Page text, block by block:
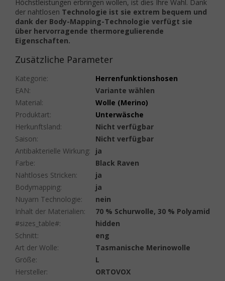
Höchstleistungen erbringen wollen, ist dies Ihre Wahl. Dank
der nahtlosen Technologie ist sie extrem bequem und
dank der Body-Mapping-Technologie verfügt sie
über hervorragende thermoregulierende
Eigenschaften.
Zusätzliche Parameter
Kategorie:
Herrenfunktionshosen
EAN:
Variante wählen
Material:
Wolle (Merino)
Produktart:
Unterwäsche
Herkunftsland:
Nicht verfügbar
Saison:
Nicht verfügbar
Antibakterielle Wirkung:
ja
Farbe:
Black Raven
Nahtloses Stricken:
ja
Bodymapping:
ja
Nuyarn Technologie:
nein
Inhalt der Materialien:
70 % Schurwolle, 30 % Polyamid
#sizes_table#:
hidden
Schnitt:
eng
Art der Wolle:
Tasmanische Merinowolle
Größe:
L
Hersteller: ORTOVOX